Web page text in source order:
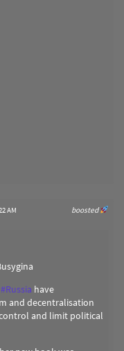
boosted
AM
#Russia have
and decentralisation
and limit political